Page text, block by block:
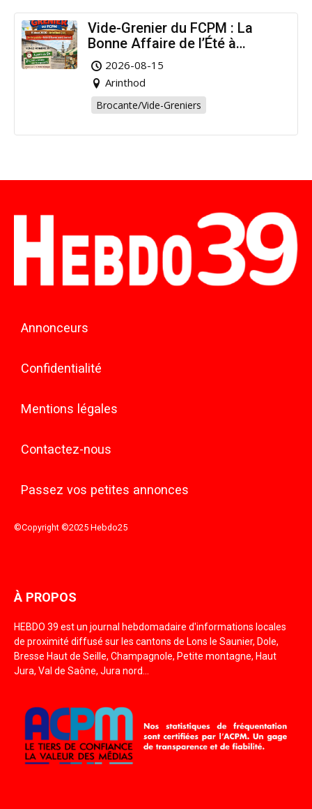
Vide-Grenier du FCPM : La
Bonne Affaire de l’Été à
Arinthod !
2026-08-15
Arinthod
Brocante/Vide-Greniers